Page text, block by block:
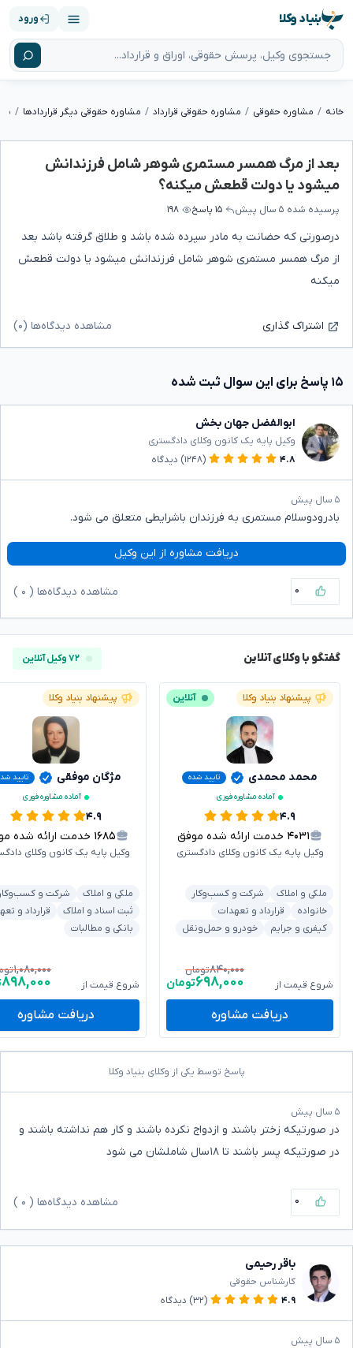
بنیاد وکلا ورود
خانه مشاوره حقوقی مشاوره حقوقی قرارداد مشاوره حقوقی دیگر قراردادها
بعد از مرگ همسر مستمری شوهر شامل فرزندانش
میشود یا دولت قطعش میکنه؟
پرسیده شده ۵ سال پیش ۱۵ پاسخ ۱۹۸
درصورتی که حضانت به مادر سپرده شده باشد و طلاق گرفته باشد بعد
از مرگ همسر مستمری شوهر شامل فرزندانش میشود یا دولت قطعش
میکنه
اشتراک گذاری مشاهده دیدگاه‌ها (۰)
۱۵ پاسخ برای این سوال ثبت شده
ابوالفضل جهان بخش
وکیل پایه یک کانون وکلای دادگستری
۴.۸
(۱۲۴۸) دیدگاه
۵ سال پیش
بادرودوسلام مستمری به فرزندان باشرایطی متعلق می شود.
دریافت مشاوره از این وکیل
۰ مشاهده دیدگاه‌ها ( ۰
گفتگو با وکلای آنلاین ۷۲ وکیل آنلاین
پیشنهاد بنیاد وکلا آنلاین
محمد محمدی
تایید شده
آماده مشاوره فوری
۴.۹
۴۰۳۱ خدمت ارائه شده موفق
وکیل پایه یک کانون وکلای دادگستری
ملکی و املاک
شرکت و کسب‌وکار
خانواده
قرارداد و تعهدات
کیفری و جرایم
خودرو و حمل‌ونقل
شروع قیمت از
۸۴۰,۰۰۰تومان
۶۹۸,۰۰۰تومان
دریافت مشاوره
پیشنهاد بنیاد وکلا
مژگان موفقی
تایید
آماده مشاوره فوری
۴.۹
۱۶۸۵ خدمت ارائه شده موفق
وکیل پایه یک کانون وکلای
ملکی و املاک
شرکت و
ثبت اسناد و املاک
قرارداد و
بانکی و مطالبات
شروع قیمت از
۱,۰۸۰,۰۰۰
۸۹۸,۰۰۰
دریافت مشاوره
پاسخ توسط یکی از وکلای بنیاد وکلا
۵ سال پیش
در صورتیکه زختر باشند و ازدواج نکرده باشند و کار هم نداشته باشند و
در صورتیکه پسر باشند تا ۱۸سال شاملشان می شود
۰ مشاهده دیدگاه‌ها ( ۰
باقر رحیمی
کارشناس حقوقی
۴.۹
(۳۲) دیدگاه
۵ سال پیش